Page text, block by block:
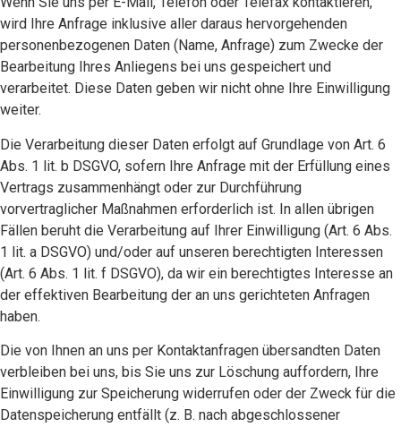
wird Ihre Anfrage inklusive aller daraus hervorgehenden
personenbezogenen Daten (Name, Anfrage) zum Zwecke der
Bearbeitung Ihres Anliegens bei uns gespeichert und
verarbeitet. Diese Daten geben wir nicht ohne Ihre Einwilligung
weiter.
Die Verarbeitung dieser Daten erfolgt auf Grundlage von Art. 6
Abs. 1 lit. b DSGVO, sofern Ihre Anfrage mit der Erfüllung eines
Vertrags zusammenhängt oder zur Durchführung
vorvertraglicher Maßnahmen erforderlich ist. In allen übrigen
Fällen beruht die Verarbeitung auf Ihrer Einwilligung (Art. 6 Abs.
1 lit. a DSGVO) und/oder auf unseren berechtigten Interessen
(Art. 6 Abs. 1 lit. f DSGVO), da wir ein berechtigtes Interesse an
der effektiven Bearbeitung der an uns gerichteten Anfragen
haben.
Die von Ihnen an uns per Kontaktanfragen übersandten Daten
verbleiben bei uns, bis Sie uns zur Löschung auffordern, Ihre
Einwilligung zur Speicherung widerrufen oder der Zweck für die
Datenspeicherung entfällt (z. B. nach abgeschlossener